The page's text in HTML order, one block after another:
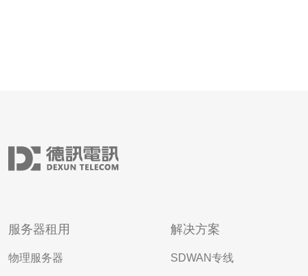
服务器租用
物理服务器
解决方案
SDWAN专线